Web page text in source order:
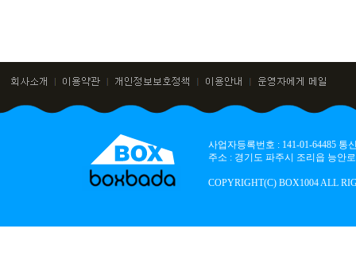
사업자등록번호 : 141-01-64485
주소 : 경기도 파주시 조리읍 능안
COPYRIGHT(C) BOX1004 ALL